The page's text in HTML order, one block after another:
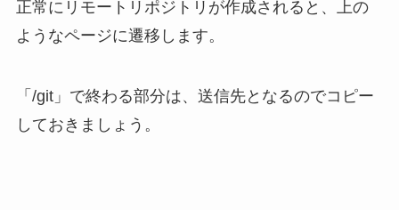
正常にリモートリポジトリが作成されると、上の
ようなページに遷移します。
「/git」で終わる部分は、送信先となるのでコピー
しておきましょう。